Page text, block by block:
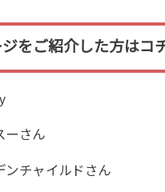
をご紹介した方はコ
ーさん
ンチャイルドさん